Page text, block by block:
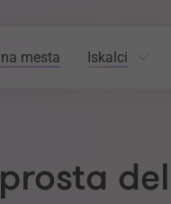
mesta Iskalci